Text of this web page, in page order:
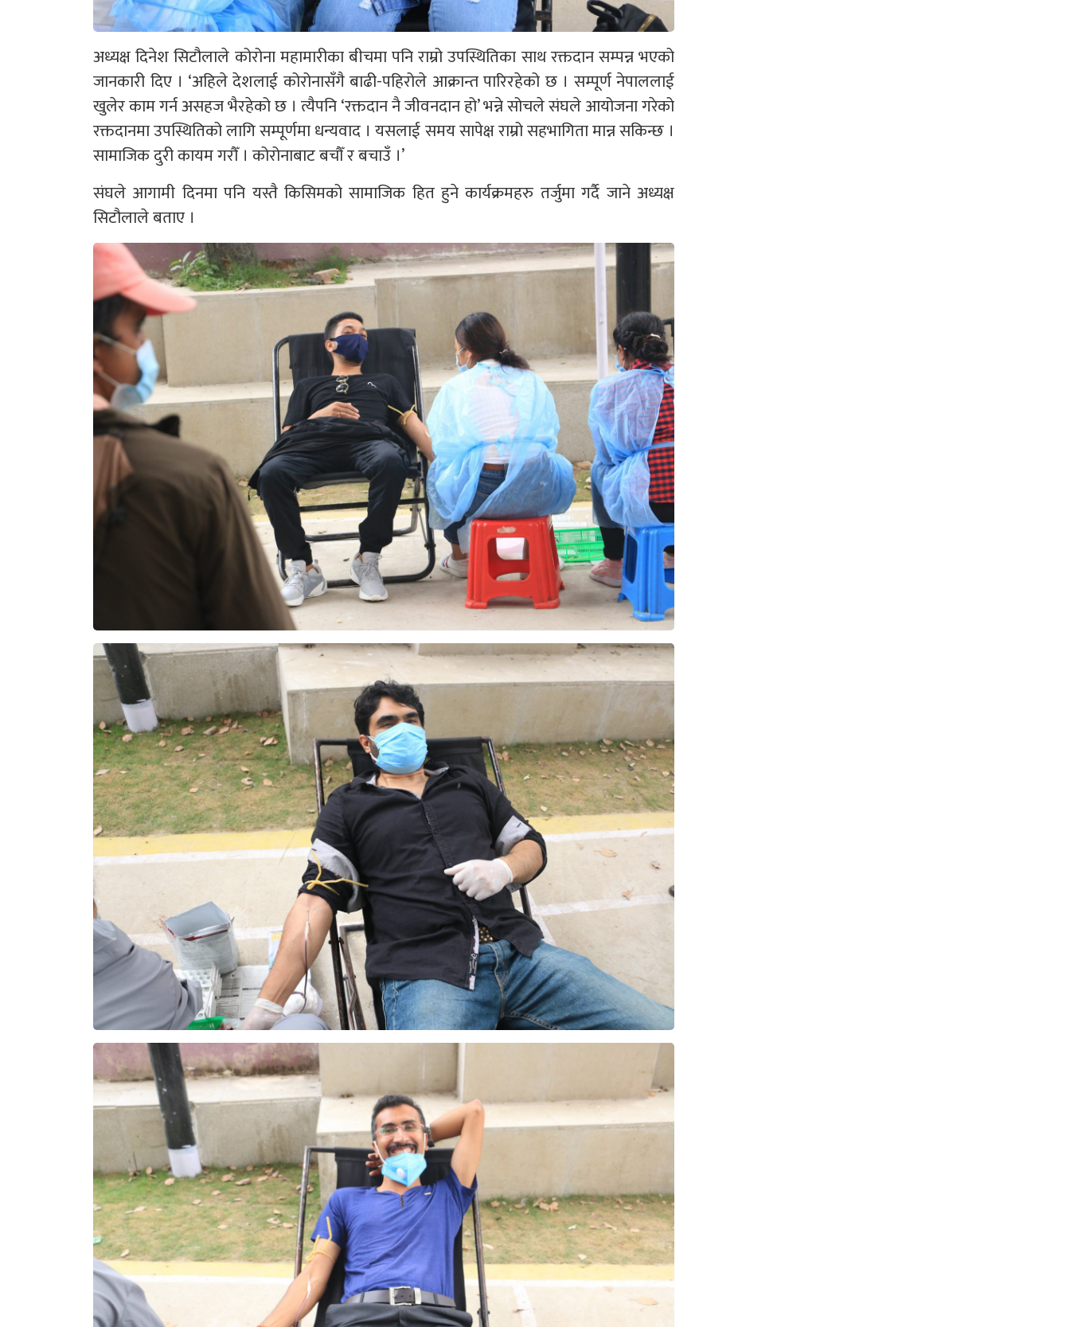
अध्यक्ष दिनेश सिटौलाले कोरोना महामारीका बीचमा पनि राम्रो उपस्थितिका साथ रक्तदान सम्पन्न भएको
जानकारी दिए । ‘अहिले देशलाई कोरोनासँगै बाढी-पहिरोले आक्रान्त पारिरहेको छ । सम्पूर्ण नेपाललाई
खुलेर काम गर्न असहज भैरहेको छ । त्यैपनि ‘रक्तदान नै जीवनदान हो’ भन्ने सोचले संघले आयोजना गरेको
रक्तदानमा उपस्थितिको लागि सम्पूर्णमा धन्यवाद । यसलाई समय सापेक्ष राम्रो सहभागिता मान्न सकिन्छ ।
सामाजिक दुरी कायम गरौँ । कोरोनाबाट बचौँ र बचाउँ ।’
संघले आगामी दिनमा पनि यस्तै किसिमको सामाजिक हित हुने कार्यक्रमहरु तर्जुमा गर्दै जाने अध्यक्ष
सिटौलाले बताए ।